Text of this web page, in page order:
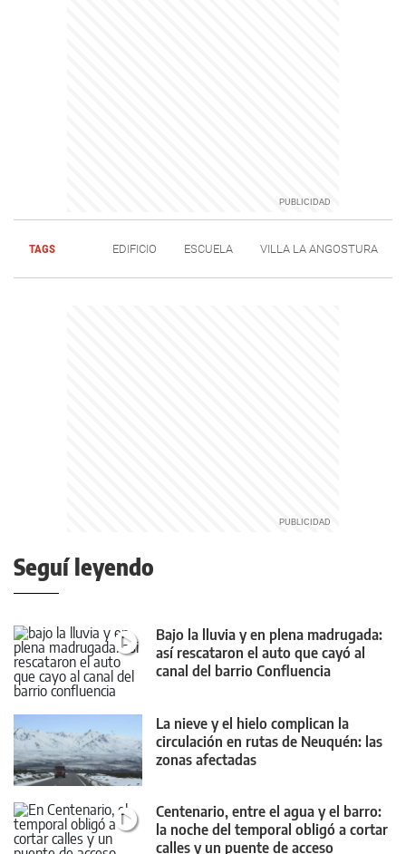
TAGS EDIFICIO ESCUELA VILLA LA ANGOSTURA
Seguí leyendo
Bajo la lluvia y en plena madrugada:
así rescataron el auto que cayó al
canal del barrio Confluencia
La nieve y el hielo complican la
circulación en rutas de Neuquén: las
zonas afectadas
Centenario, entre el agua y el barro:
la noche del temporal obligó a cortar
calles y un puente de acceso